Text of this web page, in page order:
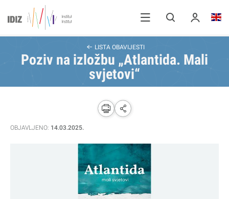
LISTA OBAVIJESTI
Poziv na izložbu „Atlantida. Mali
svjetovi“
OBJAVLJENO: 14.03.2025.